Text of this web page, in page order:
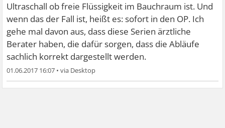
Ultraschall ob freie Flüssigkeit im Bauchraum ist. Und
wenn das der Fall ist, heißt es: sofort in den OP. Ich
gehe mal davon aus, dass diese Serien ärztliche
Berater haben, die dafür sorgen, dass die Abläufe
sachlich korrekt dargestellt werden.
01.06.2017 16:07 •